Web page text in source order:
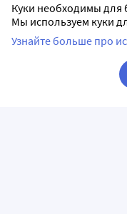
Список литературы:
2. Анатомо-
Куки необходимы для
Мы используем куки
Узнайте больше про